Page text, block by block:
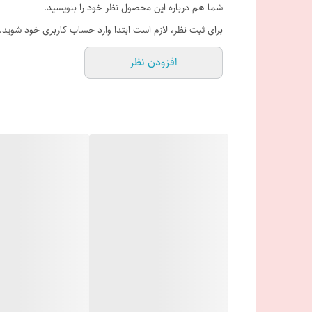
محیط باز #لوازم_کوهنوردی #بخاری#بخاری_جیبی
شما هم درباره این محصول نظر خود را بنویسید.
برای ثبت نظر، لازم است ابتدا وارد حساب کاربری خود شوید.
افزودن نظر